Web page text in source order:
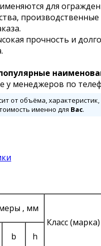
для
прочность и
у менеджеров по
от объёма,
именно для Вас.
, мм
Класс
b h